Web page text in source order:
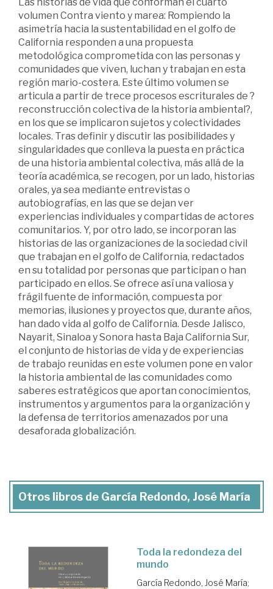
volumen Contra viento y marea: Rompiendo la
asimetría hacia la sustentabilidad en el golfo de
California responden a una propuesta
metodológica comprometida con las personas y
comunidades que viven, luchan y trabajan en esta
región mario-costera. Este último volumen se
articula a partir de trece procesos escriturales de ?
reconstrucción colectiva de la historia ambiental?,
en los que se implicaron sujetos y colectividades
locales. Tras definir y discutir las posibilidades y
singularidades que conlleva la puesta en práctica
de una historia ambiental colectiva, más allá de la
teoría académica, se recogen, por un lado, historias
orales, ya sea mediante entrevistas o
autobiografías, en las que se dejan ver
experiencias individuales y compartidas de actores
comunitarios. Y, por otro lado, se incorporan las
historias de las organizaciones de la sociedad civil
que trabajan en el golfo de California, redactados
en su totalidad por personas que participan o han
participado en ellos. Se ofrece así una valiosa y
frágil fuente de información, compuesta por
memorias, ilusiones y proyectos que, durante años,
han dado vida al golfo de California. Desde Jalisco,
Nayarit, Sinaloa y Sonora hasta Baja California Sur,
el conjunto de historias de vida y de experiencias
de trabajo reunidas en este volumen pone en valor
la historia ambiental de las comunidades como
saberes estratégicos que aportan conocimientos,
instrumentos y argumentos para la organización y
la defensa de territorios amenazados por una
desaforada globalización.
Otros libros de García Redondo, José María
Toda la redondeza del
mundo
García Redondo, José María;